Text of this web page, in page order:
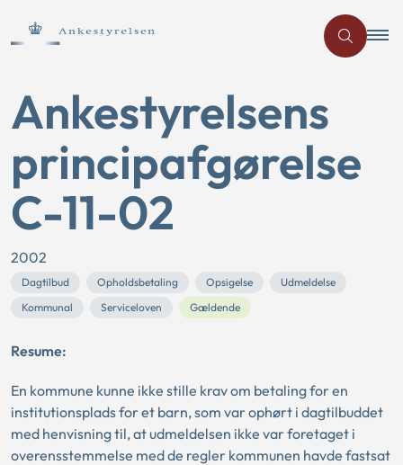
Ankestyrelsens
principafgørelse
C-11-02
2002
Dagtilbud Opholdsbetaling Opsigelse
Udmeldelse
Kommunal
Serviceloven Gældende
Resume:
En kommune kunne ikke stille krav om betaling for en
institutionsplads for et barn, som var ophørt i dagtilbuddet
med henvisning til, at udmeldelsen ikke var foretaget i
overensstemmelse med de regler kommunen havde fastsat